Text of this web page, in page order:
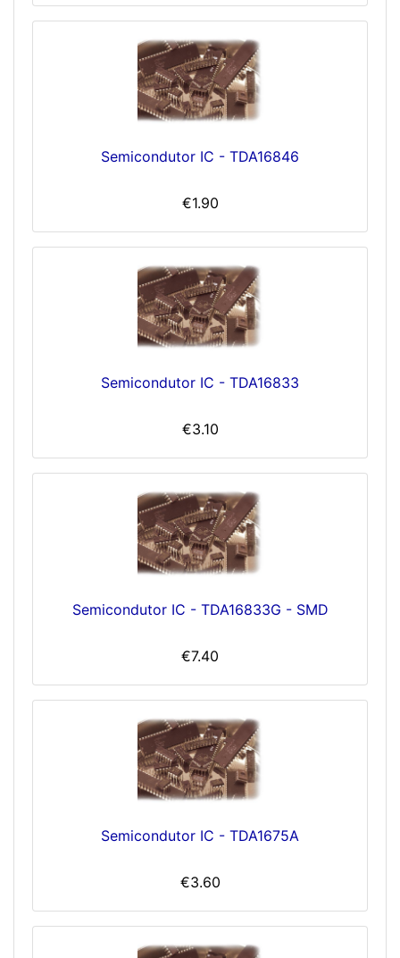
Semicondutor IC - TDA16846
€1.90
Semicondutor IC - TDA16833
€3.10
Semicondutor IC - TDA16833G - SMD
€7.40
Semicondutor IC - TDA1675A
€3.60